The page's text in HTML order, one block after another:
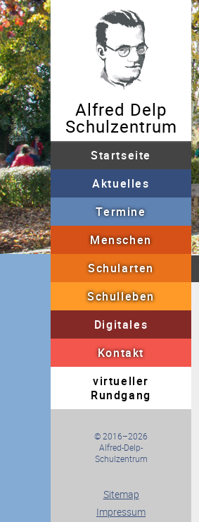
Alfred Delp
Schulzentrum
Startseite
Aktuelles
Termine
Menschen
Schularten
Schulleben
Digitales
Kontakt
virtueller
Rundgang
© 2016–2026
Alfred-Delp-
Schulzentrum
Sitemap
Impressum